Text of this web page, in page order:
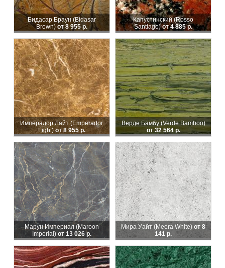
Бидасар Браун (Bidasar
Brown) от 8 955 р.
Капустинский (Rosso
Santiago)от 4 885 р.
Имперадор Лайт (Emperador
Light) от 8 955 р.
Верде Бамбу (Verde Bamboo)
от 32 564 р.
Марун Империал (Maroon
Imperial) от 13 026 р.
Мира Уайт (Meera White) от 8
141 р.